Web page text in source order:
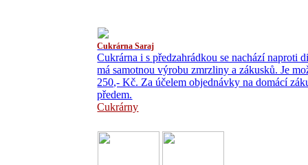
Cukrárna Saraj
Cukrárna i s předzahrádkou se nachází naproti
má samotnou výrobu zmrzliny a zákusků. Je
250,- Kč. Za účelem objednávky na domácí
předem.
Cukrárny